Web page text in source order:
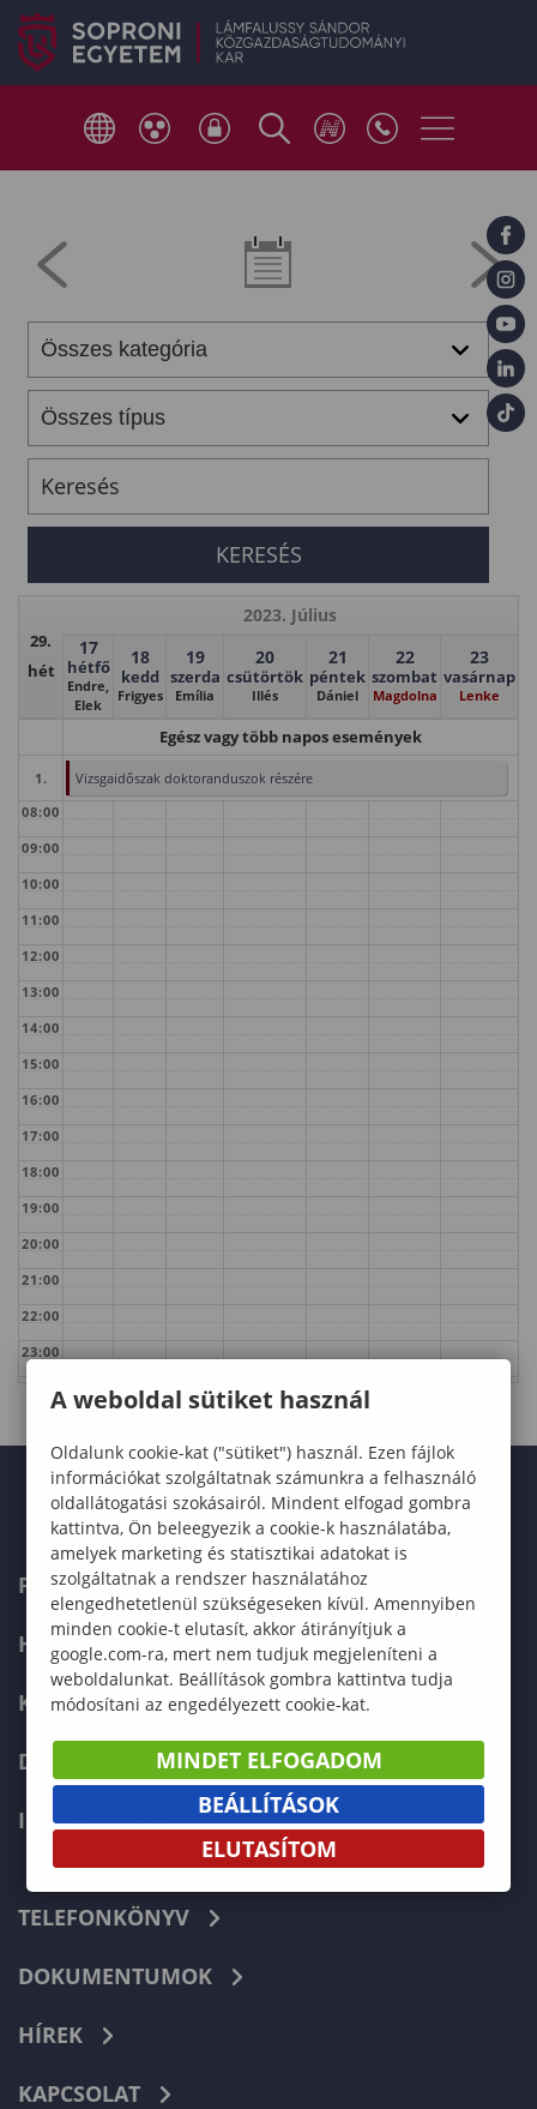
29.
hét
2023. Július
17
hétfő
Endre,
Elek
18
kedd
Frigyes
19
szerda
Emília
20
csütörtök
Illés
21
péntek
Dániel
22
szombat
Magdolna
23
vasárnap
Lenke
Egész vagy több napos események
1.
Vizsgaidőszak doktoranduszok részére
08:00
09:00
10:00
11:00
12:00
13:00
14:00
15:00
16:00
17:00
18:00
19:00
20:00
21:00
22:00
23:00
FELVÉTELIZŐKNEK
HALLGATÓKNAK
KÉPZÉSEK
DOKTORI ISKOLA
INTERNATIONAL
TELEFONKÖNYV
DOKUMENTUMOK
HÍREK
KAPCSOLAT
A weboldal sütiket használ
Oldalunk cookie-kat ("sütiket") használ. Ezen fájlok
információkat szolgáltatnak számunkra a felhasználó
oldallátogatási szokásairól. Mindent elfogad gombra
kattintva, Ön beleegyezik a cookie-k használatába,
amelyek marketing és statisztikai adatokat is
szolgáltatnak a rendszer használatához
elengedhetetlenül szükségeseken kívül. Amennyiben
minden cookie-t elutasít, akkor átirányítjuk a
google.com-ra, mert nem tudjuk megjeleníteni a
weboldalunkat. Beállítások gombra kattintva tudja
módosítani az engedélyezett cookie-kat.
MINDET ELFOGADOM
BEÁLLÍTÁSOK
ELUTASÍTOM